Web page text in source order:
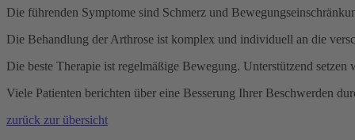
Die führenden Symptome sind Schmerz und
Die Behandlung der Arthrose ist komplex und individuell an die
Die beste Therapie ist regelmäßige Bewegung. Unterstützend
Viele Patienten berichten über eine Besserung Ihrer Beschwerden
zurück zur übersicht